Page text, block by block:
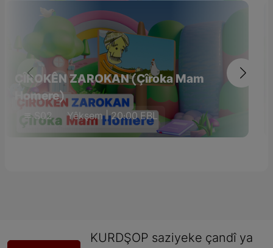
ÇÎROKÊN ZAROKAN (Çîroka Mam
Homere)
S02 Yêkşem | 20:00 EBL
KURDŞOP saziyeke çandî ya